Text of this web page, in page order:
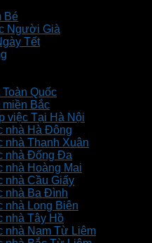
Bé
Người Già
Tết
Quốc
Bắc
việc Tại Hà Nội
nhà Hà Đông
nhà Thanh Xuân
nhà Đống Đa
nhà Hoàng Mai
nhà Cầu Giấy
nhà Ba Đình
nhà Long Biên
nhà Tây Hồ
nhà Nam Từ Liêm